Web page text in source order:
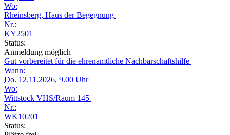
Wo:
Rheinsberg, Haus der Begegnung
Nr.:
KY2501
Status:
Anmeldung möglich
Gut vorbereitet für die ehrenamtliche Nachbarschaftshilfe
Wann:
Do. 12.11.2026, 9.00 Uhr
Wo:
Wittstock VHS/Raum 145
Nr.:
WK10201
Status: